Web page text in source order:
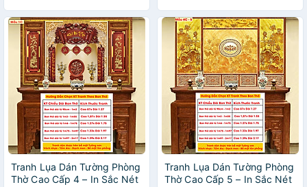
Tranh Lụa Dán Tường Phòng
Thờ Cao Cấp 4 – In Sắc Nét
Tranh Lụa Dán Tường Phòng
Thờ Cao Cấp 5 – In Sắc Nét